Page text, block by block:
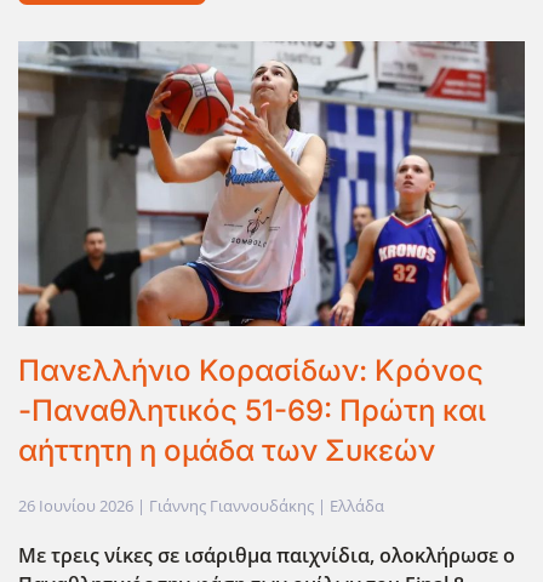
Πανελλήνιο Κορασίδων: Κρόνος
-Παναθλητικός 51-69: Πρώτη και
αήττητη η ομάδα των Συκεών
26 Ιουνίου 2026 | Γιάννης Γιαννουδάκης | Ελλάδα
Με τρεις νίκες σε ισάριθμα παιχνίδια, ολοκλήρωσε ο